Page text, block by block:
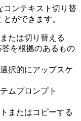
コンテキスト切り替
ができます。
たは切り替える
を根拠のあるもの
択的にアップスケ
ムプロンプト
またはコピーする